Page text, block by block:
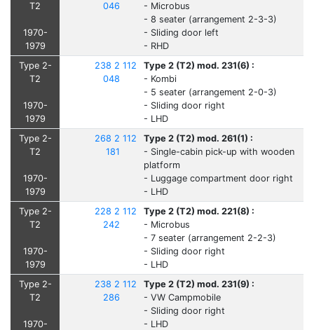
T2
1970-
1979
046
- Microbus
- 8 seater (arrangement 2-3-3)
- Sliding door left
- RHD
Type 2-
T2
1970-
1979
238 2 112
048
Type 2 (T2) mod. 231(6) :
- Kombi
- 5 seater (arrangement 2-0-3)
- Sliding door right
- LHD
Type 2-
T2
1970-
1979
268 2 112
181
Type 2 (T2) mod. 261(1) :
- Single-cabin pick-up with wooden
platform
- Luggage compartment door right
- LHD
Type 2-
T2
1970-
1979
228 2 112
242
Type 2 (T2) mod. 221(8) :
- Microbus
- 7 seater (arrangement 2-2-3)
- Sliding door right
- LHD
Type 2-
T2
1970-
238 2 112
286
Type 2 (T2) mod. 231(9) :
- VW Campmobile
- Sliding door right
- LHD